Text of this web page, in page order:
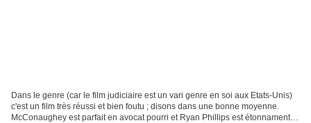
Dans le genre (car le film judiciaire est un vari genre en soi aux Etats-Unis)
c'est un film très réussi et bien foutu ; disons dans une bonne moyenne.
McConaughey est parfait en avocat pourri et Ryan Phillips est étonnament